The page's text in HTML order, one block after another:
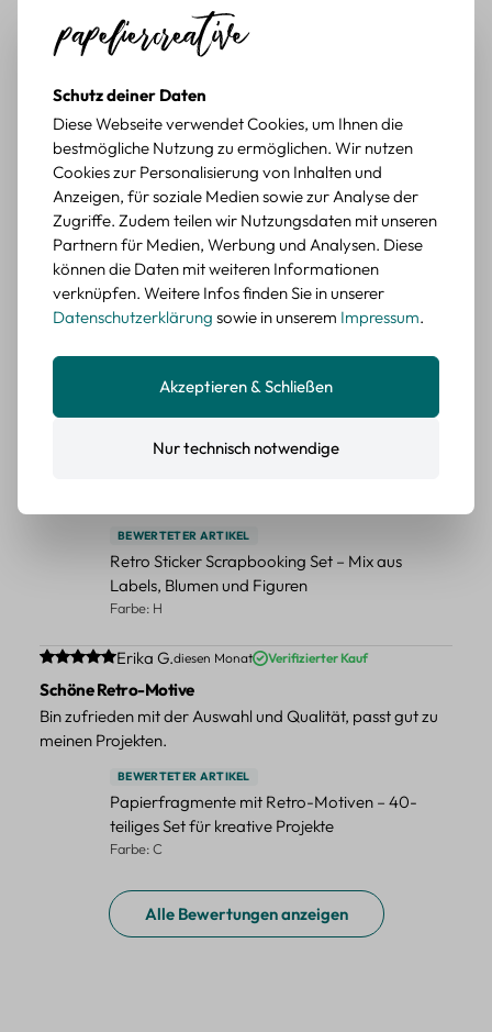
Tolle Motive, Briefmarken gehen zu vielen Projekten,
würde sie wieder kaufen.
Retro Briefmarken Sticker Set – 45 Papier-
Sticker mit Wald- und Tiermotiven
Durchschnittliche Bewertung von 5 von 5 Sternen
Erika G.diesen Monat Verifizierter Kauf
Schöne Motive
Die Sticker passen gut zu meinen Büchern, würde sie
wieder kaufen.
BEWERTETER ARTIKEL
Retro Blumen Sticker Set – 45 Stück mit 15
Durchschnittliche Bewertung von 5 von 5 Sternen
Erika G.diesen Monat Verifizierter Kauf
BEWERTETER ARTIKEL
Retro Sticker Scrapbooking Set – Mix aus
Labels, Blumen und Figuren
Farbe: H
Durchschnittliche Bewertung von 5 von 5 Sternen
Erika G.diesen Monat Verifizierter Kauf
Schöne Retro-Motive
Bin zufrieden mit der Auswahl und Qualität, passt gut zu
meinen Projekten.
BEWERTETER ARTIKEL
Papierfragmente mit Retro-Motiven – 40-
teiliges Set für kreative Projekte
Farbe: C
Alle Bewertungen anzeigen
Schutz deiner Daten
Diese Webseite verwendet Cookies, um Ihnen die
bestmögliche Nutzung zu ermöglichen. Wir nutzen
Cookies zur Personalisierung von Inhalten und
Anzeigen, für soziale Medien sowie zur Analyse der
Zugriffe. Zudem teilen wir Nutzungsdaten mit unseren
Partnern für Medien, Werbung und Analysen. Diese
können die Daten mit weiteren Informationen
verknüpfen. Weitere Infos finden Sie in unserer
Datenschutzerklärung sowie in unserem Impressum.
Nur technisch notwendige
Akzeptieren & Schließen